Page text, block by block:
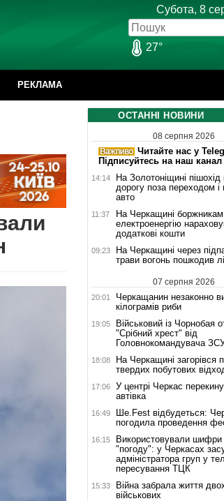
Субота, 8
27°
РЕКЛАМА
ОСТАННІ НОВИНИ
08 серпня 2026
Читайте нас у
Підписуйтесь на наш канал
14:14
На Золотоніщині пішохід
дорогу поза переходом і
авто
11:37
На Черкащині боржникам
електроенергію
додаткові кошти
09:23
На Черкащині через
трави вогонь пошкодив
07 серпня 2026
20:01
Черкащанин незаконно
кілограмів риби
19:05
Військовий із Чорнобая
"Срібний хрест" від
Головнокомандувача
18:08
На Черкащині загорівся
твердих побутових
17:06
У центрі Черкас
автівка
16:49
Ше.Fest відбудеться:
погодила проведення
16:15
Використовували шифри
"погоду": у Черкасах
адміністратора груп у
пересування ТЦК
15:33
Війна забрала життя
військових